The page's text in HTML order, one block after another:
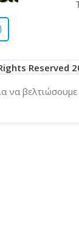
Reserved
να